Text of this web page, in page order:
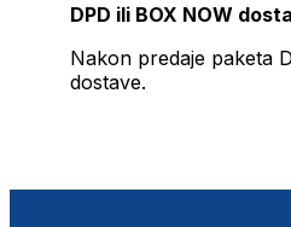
DPD ili BOX NOW
Nakon predaje paketa
dostave.